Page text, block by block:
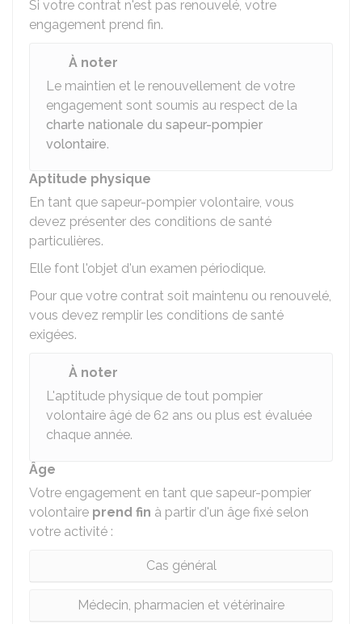
Si votre contrat n'est pas renouvelé, votre
engagement prend fin.
À noter
Le maintien et le renouvellement de votre
engagement sont soumis au respect de la
charte nationale du sapeur-pompier
volontaire.
Aptitude physique
En tant que sapeur-pompier volontaire, vous
devez présenter des conditions de santé
particulières.
Elle font l'objet d'un examen périodique.
Pour que votre contrat soit maintenu ou renouvelé,
vous devez remplir les conditions de santé
exigées.
À noter
L'aptitude physique de tout pompier
volontaire âgé de 62 ans ou plus est évaluée
chaque année.
Âge
Votre engagement en tant que sapeur-pompier
volontaire prend fin à partir d'un âge fixé selon
votre activité :
Cas général
Médecin, pharmacien et vétérinaire